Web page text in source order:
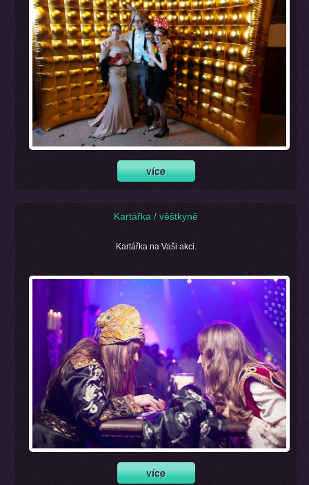
Kartářka / věštkyně
Kartářka na Vaši akci.